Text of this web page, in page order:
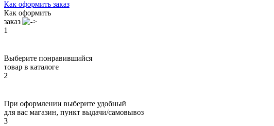
Как оформить заказ
Как оформить
заказ
1
Выберите понравившийся
товар в каталоге
2
При оформлении выберите удобный
для вас магазин, пункт выдачи/самовывоз
3